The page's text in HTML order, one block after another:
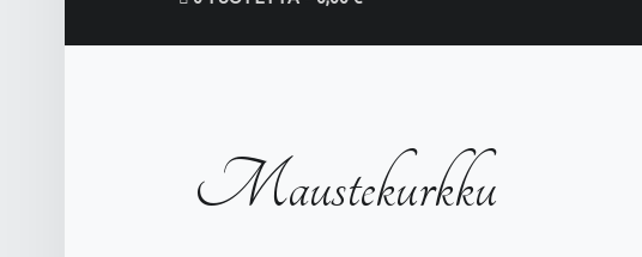
Maustekurkku